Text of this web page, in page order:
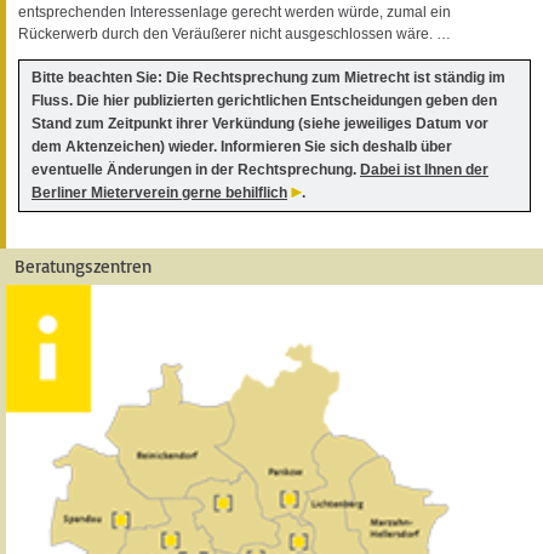
entsprechenden Interessenlage gerecht werden würde, zumal ein
Rückerwerb durch den Veräußerer nicht ausgeschlossen wäre. …
Bitte beachten Sie: Die Rechtsprechung zum Mietrecht ist ständig im
Fluss. Die hier publizierten gerichtlichen Entscheidungen geben den
Stand zum Zeitpunkt ihrer Verkündung (siehe jeweiliges Datum vor
dem Aktenzeichen) wieder. Informieren Sie sich deshalb über
eventuelle Änderungen in der Rechtsprechung. Dabei ist Ihnen der
Berliner Mieterverein gerne behilflich
.
Beratungszentren